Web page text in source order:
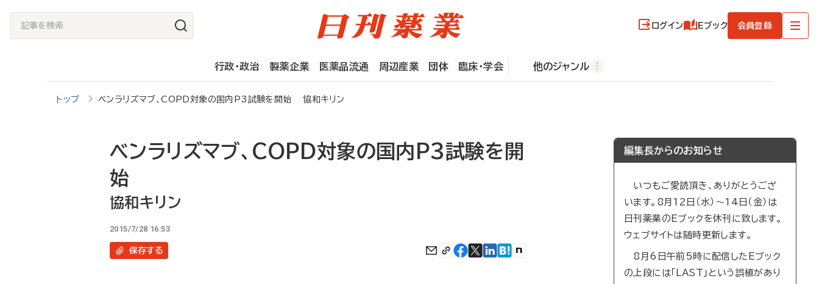
記
事
ログイン Eブック 会員登録
行政・政治 製薬企業 医薬品流通 周辺産業 団体 臨床・学会 他のジャンル
トップ ベンラリズマブ、COPD対象の国内P3試験を開始 協和キリン
ベンラリズマブ、COPD対象の国内P3試験を開
始
協和キリン
2015/7/28 16:53
保存する
編集長からのお知らせ
いつもご愛読頂き、ありがとうござ
います。8月12日（水）～14日（金）は
日刊薬業のEブックを休刊に致します。
ウェブサイトは随時更新します。
8月6日午前5時に配信したEブック
の上段には「LAST」という誤植があり